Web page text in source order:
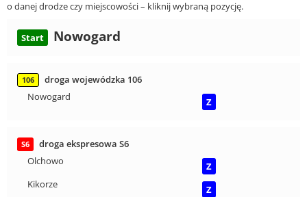
o danej drodze czy miejscowości – kliknij wybraną pozycję.
Start Nowogard
106
droga wojewódzka 106
Nowogard
Z
S6
droga ekspresowa S6
Olchowo
Z
Kikorze
Z